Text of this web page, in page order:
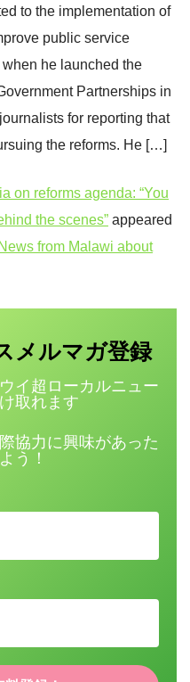
to the implementation of
public service
he launched the
Partnerships in
for reporting that
the reforms. He […]
on reforms agenda: “You
the scenes” appeared
from Malawi about
メルマガ登録
イ超ローカルニュー
取れます
協力に興味があった
う！